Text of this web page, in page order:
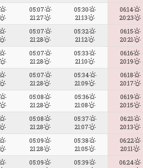
05:07
21:27
05:30
21:13
06:14
20:23
05:07
21:28
05:32
21:12
06:15
20:21
05:07
21:28
05:33
21:10
06:16
20:19
05:07
21:28
05:34
21:09
06:18
20:17
05:08
21:28
05:36
21:08
06:19
20:15
05:08
21:28
05:37
21:07
06:21
20:13
05:09
21:28
05:38
21:05
06:22
20:11
05:09
05:39
06:24